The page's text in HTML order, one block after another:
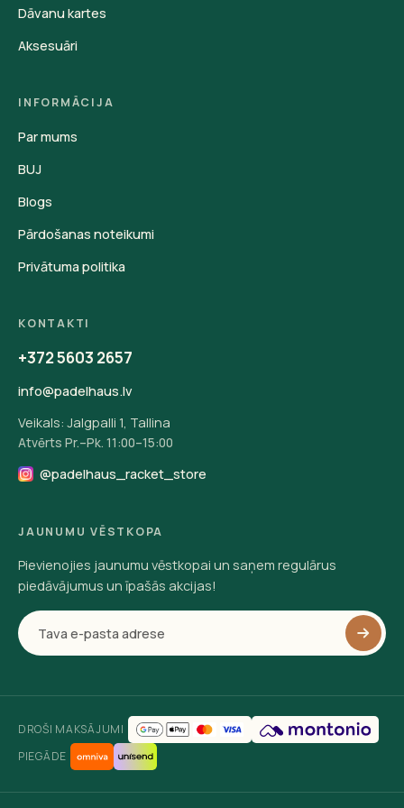
Dāvanu kartes
Aksesuāri
INFORMĀCIJA
Par mums
BUJ
Blogs
Pārdošanas noteikumi
Privātuma politika
KONTAKTI
+372 5603 2657
info@padelhaus.lv
Veikals: Jalgpalli 1, Tallina
Atvērts Pr.–Pk. 11:00–15:00
@padelhaus_racket_store
JAUNUMU VĒSTKOPA
Pievienojies jaunumu vēstkopai un saņem regulārus
piedāvājumus un īpašās akcijas!
DROŠI MAKSĀJUMI
PIEGĀDE